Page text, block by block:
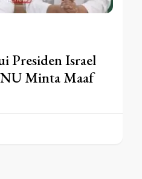
Presiden Israel
Minta Maaf